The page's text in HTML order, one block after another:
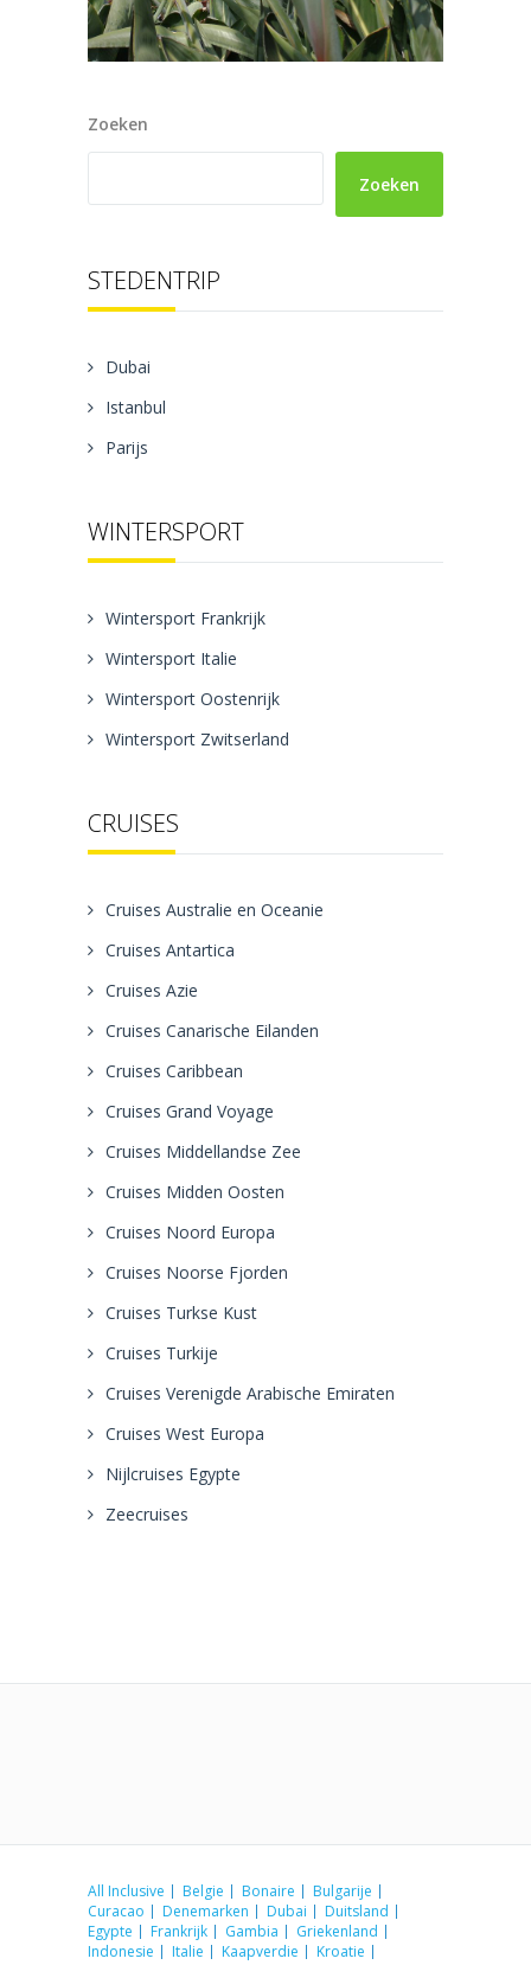
Zoeken
Zoeken
STEDENTRIP
Dubai
Istanbul
Parijs
WINTERSPORT
Wintersport Frankrijk
Wintersport Italie
Wintersport Oostenrijk
Wintersport Zwitserland
CRUISES
Cruises Australie en Oceanie
Cruises Antartica
Cruises Azie
Cruises Canarische Eilanden
Cruises Caribbean
Cruises Grand Voyage
Cruises Middellandse Zee
Cruises Midden Oosten
Cruises Noord Europa
Cruises Noorse Fjorden
Cruises Turkse Kust
Cruises Turkije
Cruises Verenigde Arabische Emiraten
Cruises West Europa
Nijlcruises Egypte
Zeecruises
All Inclusive Belgie Bonaire
Bulgarije
Curacao
Denemarken Dubai
Duitsland
Egypte
Frankrijk Gambia
Griekenland
Indonesie
Italie Kaapverdie
Kroatie